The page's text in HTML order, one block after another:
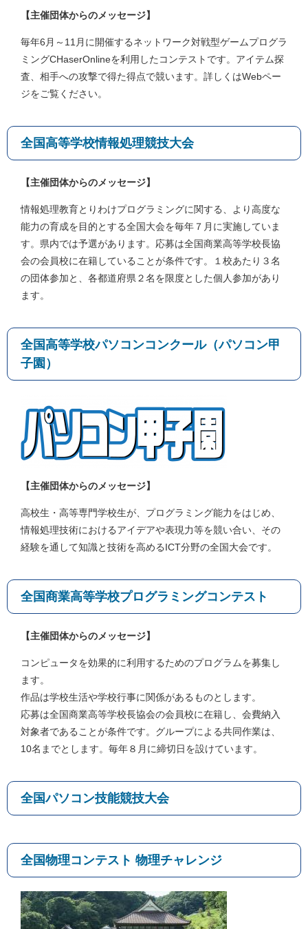
【主催団体からのメッセージ】
毎年6月～11月に開催するネットワーク対戦型ゲームプログラ
ミングCHaserOnlineを利用したコンテストです。アイテム探
査、相手への攻撃で得た得点で競います。詳しくはWebペー
ジをご覧ください。
全国高等学校情報処理競技大会
【主催団体からのメッセージ】
情報処理教育とりわけプログラミングに関する、より高度な
能力の育成を目的とする全国大会を毎年７月に実施していま
す。県内では予選があります。応募は全国商業高等学校長協
会の会員校に在籍していることが条件です。１校あたり３名
の団体参加と、各都道府県２名を限度とした個人参加があり
ます。
全国高等学校パソコンコンクール（パソコン甲
子園）
【主催団体からのメッセージ】
高校生・高等専門学校生が、プログラミング能力をはじめ、
情報処理技術におけるアイデアや表現力等を競い合い、その
経験を通して知識と技術を高めるICT分野の全国大会です。
全国商業高等学校プログラミングコンテスト
【主催団体からのメッセージ】
コンピュータを効果的に利用するためのプログラムを募集し
ます。
作品は学校生活や学校行事に関係があるものとします。
応募は全国商業高等学校長協会の会員校に在籍し、会費納入
対象者であることが条件です。グループによる共同作業は、
10名までとします。毎年８月に締切日を設けています。
全国パソコン技能競技大会
全国物理コンテスト 物理チャレンジ